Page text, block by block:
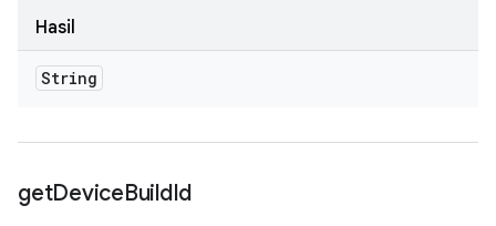
Hasil
String
getDeviceBuildId